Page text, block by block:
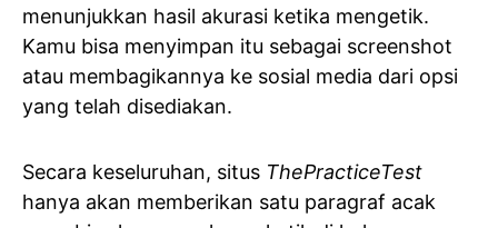
menunjukkan hasil akurasi ketika mengetik.
Kamu bisa menyimpan itu sebagai screenshot
atau membagikannya ke sosial media dari opsi
yang telah disediakan.
Secara keseluruhan, situs ThePracticeTest
hanya akan memberikan satu paragraf acak